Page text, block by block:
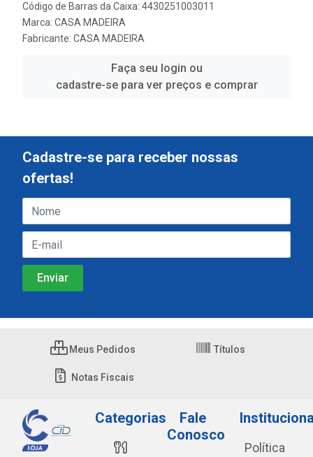
Código de Barras da Caixa: 4430251003011
Marca: CASA MADEIRA
Fabricante: CASA MADEIRA
Faça seu login ou
cadastre-se para ver preços e comprar
Cadastre-se para receber nossas
ofertas!
Meus Pedidos Títulos
Notas Fiscais
Categorias
Fale
Conosco
Política